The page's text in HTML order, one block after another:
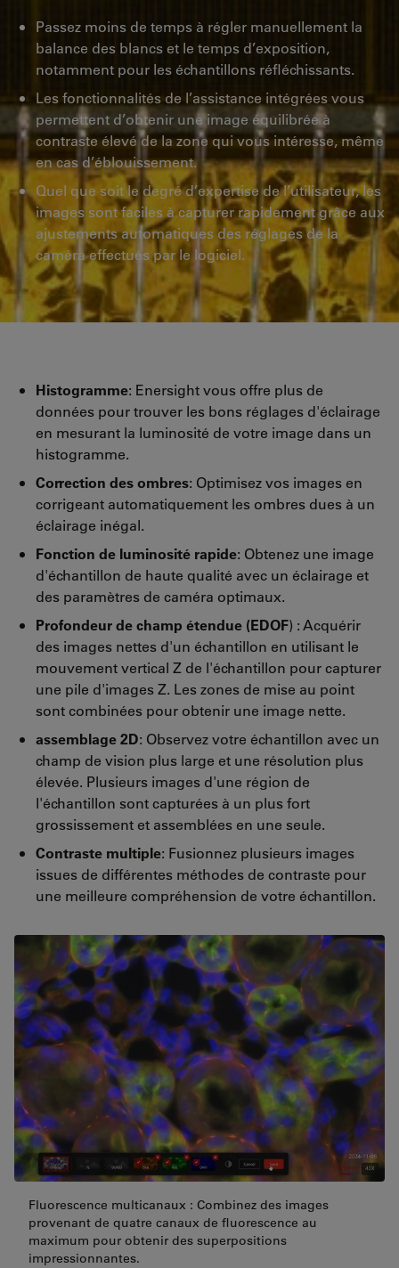
Passez moins de temps à régler manuellement la
balance des blancs et le temps d’exposition,
notamment pour les échantillons réfléchissants.
Les fonctionnalités de l’assistance intégrées vous
permettent d’obtenir une image équilibrée à
contraste élevé de la zone qui vous intéresse, même
en cas d’éblouissement.
Quel que soit le degré d’expertise de l’utilisateur, les
images sont faciles à capturer rapidement grâce aux
ajustements automatiques des réglages de la
caméra effectués par le logiciel.
Histogramme: Enersight vous offre plus de
données pour trouver les bons réglages d'éclairage
en mesurant la luminosité de votre image dans un
histogramme.
Correction des ombres: Optimisez vos images en
corrigeant automatiquement les ombres dues à un
éclairage inégal.
Fonction de luminosité rapide: Obtenez une image
d'échantillon de haute qualité avec un éclairage et
des paramètres de caméra optimaux.
Profondeur de champ étendue (EDOF) : Acquérir
des images nettes d'un échantillon en utilisant le
mouvement vertical Z de l'échantillon pour capturer
une pile d'images Z. Les zones de mise au point
sont combinées pour obtenir une image nette.
assemblage 2D: Observez votre échantillon avec un
champ de vision plus large et une résolution plus
élevée. Plusieurs images d'une région de
l'échantillon sont capturées à un plus fort
grossissement et assemblées en une seule.
Contraste multiple: Fusionnez plusieurs images
issues de différentes méthodes de contraste pour
une meilleure compréhension de votre échantillon.
Fluorescence multicanaux : Combinez des images
provenant de quatre canaux de fluorescence au
maximum pour obtenir des superpositions
impressionnantes.